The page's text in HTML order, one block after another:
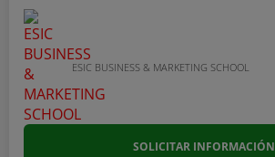
ESIC BUSINESS & MARKETING SCHOOL
SOLICITAR INFORMACIÓN